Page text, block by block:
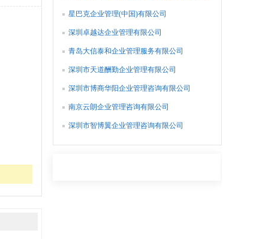
星巴克企业管理(中国)有限公司
深圳卓越达企业管理有限公司
青岛大信泰和企业管理服务有限公司
深圳市天道酬勤企业管理有限公司
深圳市博商华阳企业管理咨询有限公司
南京云朗企业管理咨询有限公司
深圳市智博翼企业管理咨询有限公司